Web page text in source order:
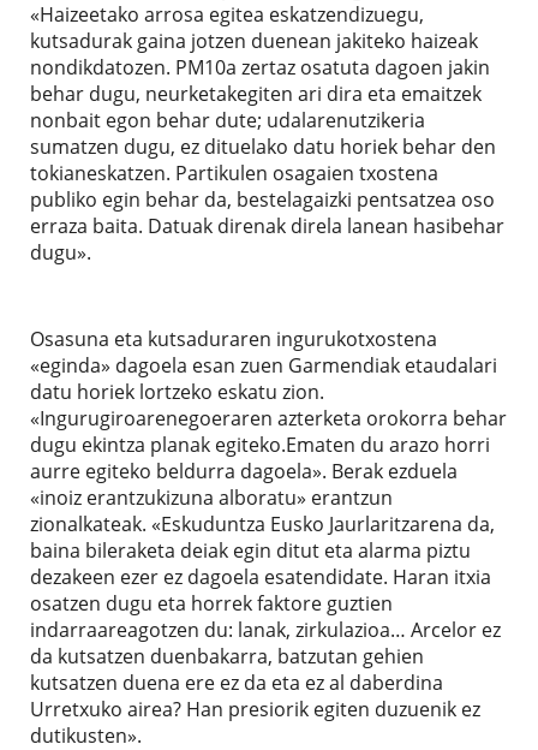
«Haizeetako arrosa egitea eskatzendizuegu,
kutsadurak gaina jotzen duenean jakiteko haizeak
nondikdatozen. PM10a zertaz osatuta dagoen jakin
behar dugu, neurketakegiten ari dira eta emaitzek
nonbait egon behar dute; udalarenutzikeria
sumatzen dugu, ez dituelako datu horiek behar den
tokianeskatzen. Partikulen osagaien txostena
publiko egin behar da, bestelagaizki pentsatzea oso
erraza baita. Datuak direnak direla lanean hasibehar
dugu».
Osasuna eta kutsaduraren ingurukotxostena
«eginda» dagoela esan zuen Garmendiak etaudalari
datu horiek lortzeko eskatu zion.
«Ingurugiroarenegoeraren azterketa orokorra behar
dugu ekintza planak egiteko.Ematen du arazo horri
aurre egiteko beldurra dagoela». Berak ezduela
«inoiz erantzukizuna alboratu» erantzun
zionalkateak. «Eskuduntza Eusko Jaurlaritzarena da,
baina bileraketa deiak egin ditut eta alarma piztu
dezakeen ezer ez dagoela esatendidate. Haran itxia
osatzen dugu eta horrek faktore guztien
indarraareagotzen du: lanak, zirkulazioa… Arcelor ez
da kutsatzen duenbakarra, batzutan gehien
kutsatzen duena ere ez da eta ez al daberdina
Urretxuko airea? Han presiorik egiten duzuenik ez
dutikusten».